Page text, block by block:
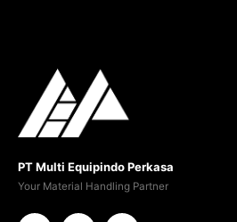
PT Multi Equipindo Perkasa
Your Material Handling Partner